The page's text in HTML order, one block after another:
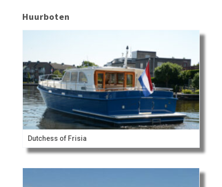
Huurboten
Dutchess of Frisia